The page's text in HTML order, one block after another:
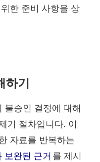
한 준비 사항을 상
기
불승인 결정에 대해
기 절차입니다. 이
자료를 반복하는
보완된 근거 를 제시